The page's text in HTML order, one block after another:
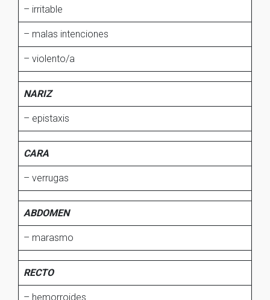
– irritable
– malas intenciones
– violento/a
NARIZ
– epistaxis
CARA
– verrugas
ABDOMEN
– marasmo
RECTO
– hemorroides